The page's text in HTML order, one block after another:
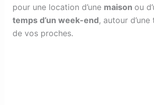
pour une location d’une maison ou
temps d’un week-end, autour
de vos proches.